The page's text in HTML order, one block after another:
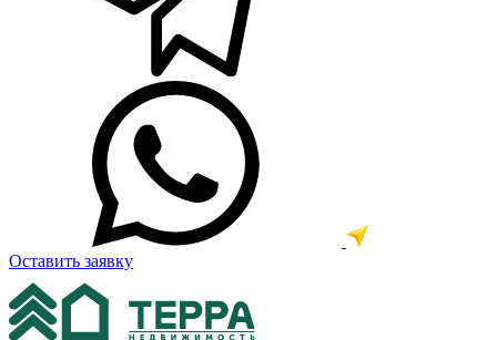
Оставить заявку